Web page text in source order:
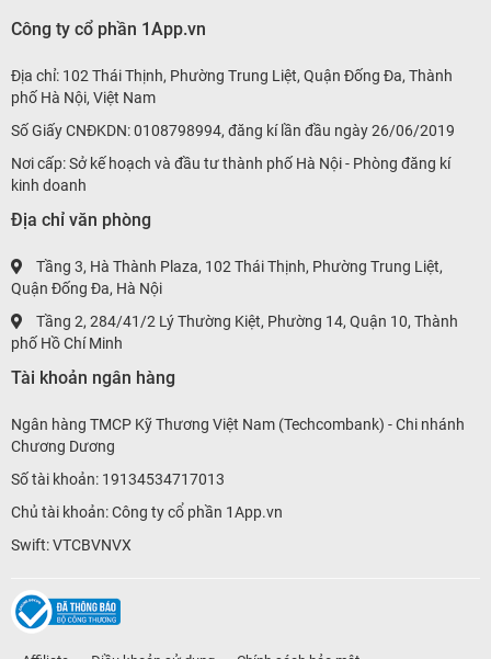
Công ty cổ phần 1App.vn
Địa chỉ: 102 Thái Thịnh, Phường Trung Liệt, Quận Đống Đa, Thành
phố Hà Nội, Việt Nam
Số Giấy CNĐKDN: 0108798994, đăng kí lần đầu ngày 26/06/2019
Nơi cấp: Sở kế hoạch và đầu tư thành phố Hà Nội - Phòng đăng kí
kinh doanh
Địa chỉ văn phòng
Tầng 3, Hà Thành Plaza, 102 Thái Thịnh, Phường Trung Liệt,
Quận Đống Đa, Hà Nội
Tầng 2, 284/41/2 Lý Thường Kiệt, Phường 14, Quận 10, Thành
phố Hồ Chí Minh
Tài khoản ngân hàng
Ngân hàng TMCP Kỹ Thương Việt Nam (Techcombank) - Chi nhánh
Chương Dương
Số tài khoản: 19134534717013
Chủ tài khoản: Công ty cổ phần 1App.vn
Swift: VTCBVNVX